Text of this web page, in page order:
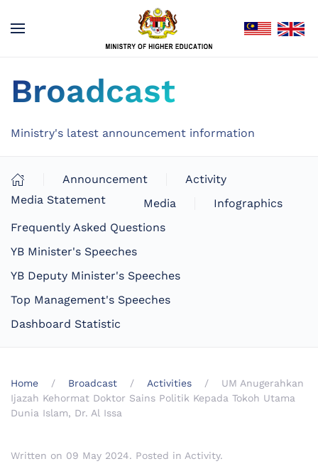
Broadcast
Ministry's latest announcement information
Announcement
Activity
Media Statement
Media
Infographics
Frequently Asked Questions
YB Minister's Speeches
YB Deputy Minister's Speeches
Top Management's Speeches
Dashboard Statistic
Home Broadcast Activities
UM Anugerahkan
Ijazah Kehormat Doktor Sains Politik Kepada Tokoh Utama
Dunia Islam, Dr. Al Issa
Written on 09 May 2024. Posted in Activity.